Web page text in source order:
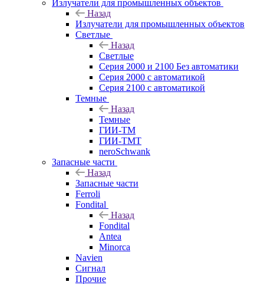
Излучатели для промышленных объектов
Назад
Излучатели для промышленных объектов
Светлые
Назад
Светлые
Серия 2000 и 2100 Без автоматики
Серия 2000 с автоматикой
Серия 2100 с автоматикой
Темные
Назад
Темные
ГИИ-ТМ
ГИИ-ТМТ
neroSchwank
Запасные части
Назад
Запасные части
Ferroli
Fondital
Назад
Fondital
Antea
Minorca
Navien
Сигнал
Прочие